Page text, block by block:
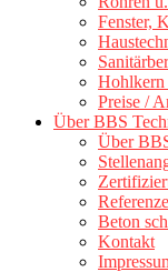
Fenster,
Hohlkern
Preise /
Über BBS
Über
Beton
Kontakt